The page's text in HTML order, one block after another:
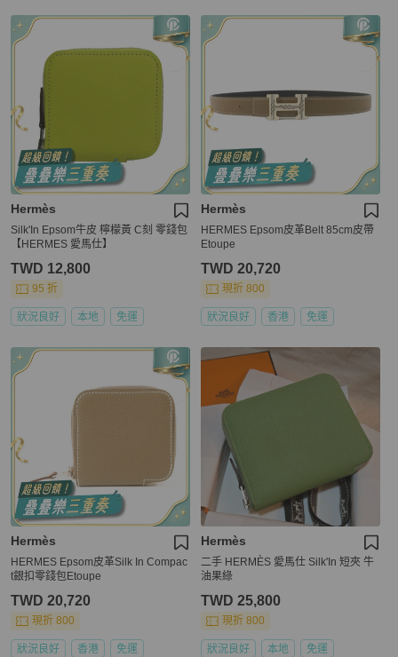
Hermès
Silk'In Epsom牛皮 檸檬黃 C刻 零錢包
【HERMES 愛馬仕】
TWD 12,800
95 折
狀況良好 本地 免運
Hermès
HERMES Epsom皮革Belt 85cm皮帶
Etoupe
TWD 20,720
現折 800
狀況良好 香港 免運
Hermès
HERMES Epsom皮革Silk In Compac
t銀扣零錢包Etoupe
TWD 20,720
現折 800
狀況良好 香港 免運
Hermès
二手 HERMÈS 愛馬仕 Silk'In 短夾 牛
油果綠
TWD 25,800
現折 800
狀況良好 本地 免運